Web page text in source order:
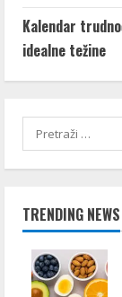
Kalendar
idealne težine
Pretraži:
TRENDING NEWS